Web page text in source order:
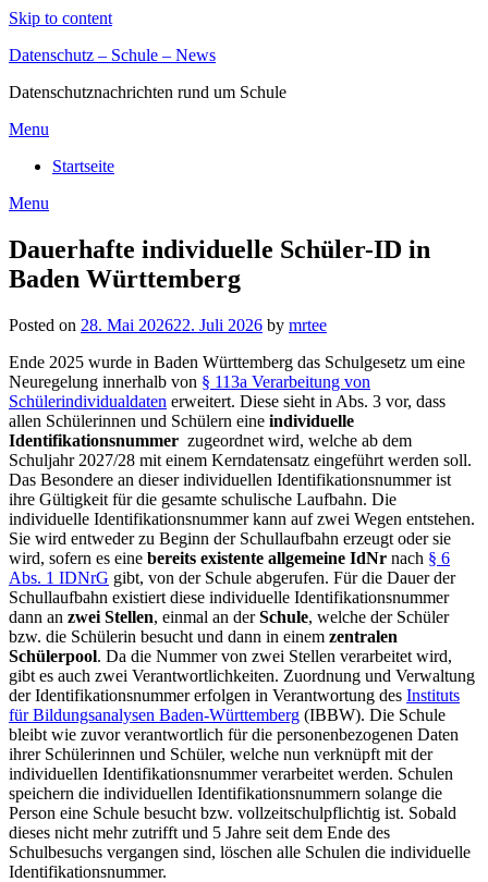
Skip to content
Datenschutz – Schule – News
Datenschutznachrichten rund um Schule
Menu
Startseite
Menu
Dauerhafte individuelle Schüler-ID in
Baden Württemberg
Posted on 28. Mai 202622. Juli 2026 by mrtee
Ende 2025 wurde in Baden Württemberg das Schulgesetz um eine
Neuregelung innerhalb von § 113a Verarbeitung von
Schülerindividualdaten erweitert. Diese sieht in Abs. 3 vor, dass
allen Schülerinnen und Schülern eine individuelle
Identifikationsnummer zugeordnet wird, welche ab dem
Schuljahr 2027/28 mit einem Kerndatensatz eingeführt werden soll.
Das Besondere an dieser individuellen Identifikationsnummer ist
ihre Gültigkeit für die gesamte schulische Laufbahn. Die
individuelle Identifikationsnummer kann auf zwei Wegen entstehen.
Sie wird entweder zu Beginn der Schullaufbahn erzeugt oder sie
wird, sofern es eine bereits existente allgemeine IdNr nach § 6
Abs. 1 IDNrG gibt, von der Schule abgerufen. Für die Dauer der
Schullaufbahn existiert diese individuelle Identifikationsnummer
dann an zwei Stellen, einmal an derSchule, welche der Schüler
bzw. die Schülerin besucht und dann in einem zentralen
Schülerpool. Da die Nummer von zwei Stellen verarbeitet wird,
gibt es auch zwei Verantwortlichkeiten. Zuordnung und Verwaltung
der Identifikationsnummer erfolgen in Verantwortung des Instituts
für Bildungsanalysen Baden-Württemberg (IBBW). Die Schule
bleibt wie zuvor verantwortlich für die personenbezogenen Daten
ihrer Schülerinnen und Schüler, welche nun verknüpft mit der
individuellen Identifikationsnummer verarbeitet werden. Schulen
speichern die individuellen Identifikationsnummern solange die
Person eine Schule besucht bzw. vollzeitschulpflichtig ist. Sobald
dieses nicht mehr zutrifft und 5 Jahre seit dem Ende des
Schulbesuchs vergangen sind, löschen alle Schulen die individuelle
Identifikationsnummer.